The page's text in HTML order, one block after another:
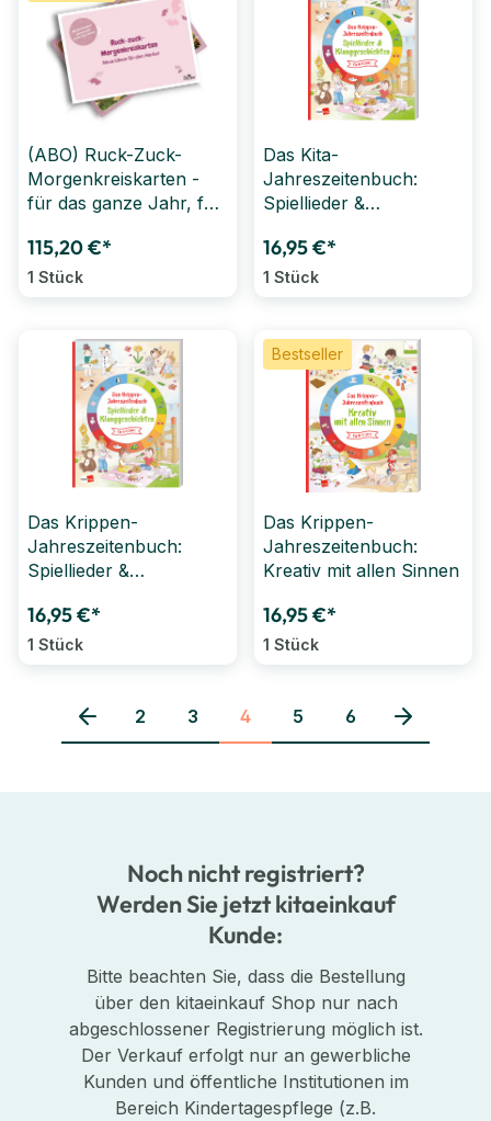
(ABO) Ruck-Zuck-
Morgenkreiskarten -
für das ganze Jahr, für
115,20 €*
1 Stück
Das Kita-
Jahreszeitenbuch:
Spiellieder &
16,95 €*
1 Stück
Das Krippen-
Jahreszeitenbuch:
Spiellieder &
16,95 €*
1 Stück
Bestseller
Das Krippen-
Jahreszeitenbuch:
Kreativ mit allen Sinnen
16,95 €*
1 Stück
Seite
2 Seite
3 Seite
4 Seite
5 Seite
6
Noch nicht registriert?
Werden Sie jetzt kitaeinkauf
Kunde:
Bitte beachten Sie, dass die Bestellung
über den kitaeinkauf Shop nur nach
abgeschlossener Registrierung möglich ist.
Der Verkauf erfolgt nur an gewerbliche
Kunden und öffentliche Institutionen im
Bereich Kindertagespflege (z.B.